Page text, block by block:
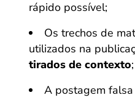
rápido possível;
Os trechos de
utilizados na
tirados de contexto;
A postagem